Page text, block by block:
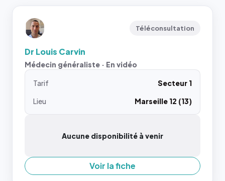
Téléconsultation
Dr Louis Carvin
Médecin généraliste · En vidéo
Tarif
Secteur 1
Lieu
Marseille 12 (13)
Aucune disponibilité à venir
Voir la fiche